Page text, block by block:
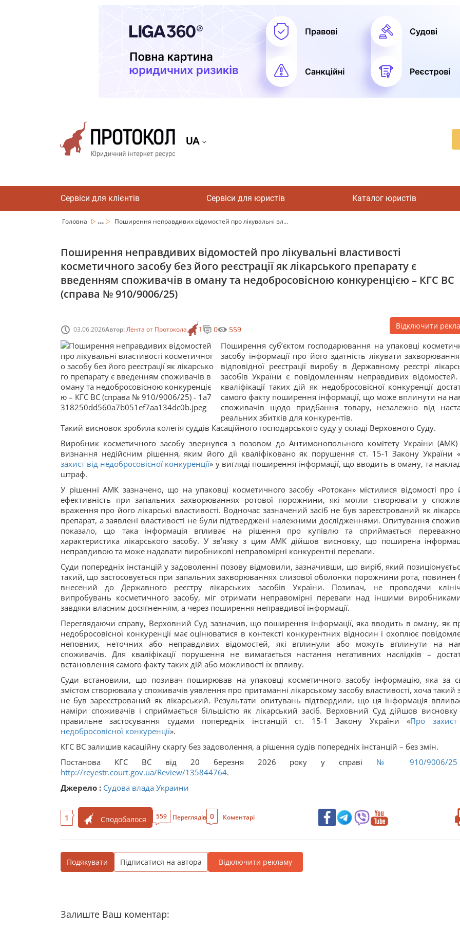
UA
Сервіси для клієнтів Сервіси для юристів Каталог юристів
Головна ... Поширення неправдивих відомостей про лікувальні вл...
Поширення неправдивих відомостей про лікувальні властивості
косметичного засобу без його реєстрації як лікарського препарату є
введенням споживачів в оману та недобросовісною конкуренцією – КГС ВС
(справа № 910/9006/25)
03.06.2026Автор:Лента от Протокола 1 0 559 Відключити
Поширення суб’єктом господарювання на упаковці
засобу інформації про його здатність лікувати
відповідної реєстрації виробу в Державному реєстрі
засобів України є повідомленням неправдивих
кваліфікації таких дій як недобросовісної конкуренції
самого факту поширення інформації, що може вплинути на
споживачів щодо придбання товару, незалежно від
реальних збитків для конкурентів.
Такий висновок зробила колегія суддів Касаційного господарського суду у складі Верховного Суду.
Виробник косметичного засобу звернувся з позовом до Антимонопольного комітету України
визнання недійсним рішення, яким його дії кваліфіковано як порушення ст. 15-1 Закону України «
захист від недобросовісної конкуренції» у вигляді поширення інформації, що вводить в оману, та
штраф.
У рішенні АМК зазначено, що на упаковці косметичного засобу «Ротокан» містилися відомості про
ефективність при запальних захворюваннях ротової порожнини, які могли створювати у
враження про його лікарські властивості. Водночас зазначений засіб не був зареєстрований як
препарат, а заявлені властивості не були підтверджені належними дослідженнями. Опитування
показало, що така інформація впливає на рішення про купівлю та сприймається
характеристика лікарського засобу. У зв’язку з цим АМК дійшов висновку, що поширена
неправдивою та може надавати виробникові неправомірні конкурентні переваги.
Суди попередніх інстанцій у задоволенні позову відмовили, зазначивши, що виріб, який
такий, що застосовується при запальних захворюваннях слизової оболонки порожнини рота, повинен
внесений до Державного реєстру лікарських засобів України. Позивач, не проводячи
випробувань косметичного засобу, міг отримати неправомірні переваги над іншими
завдяки власним досягненням, а через поширення неправдивої інформації.
Переглядаючи справу, Верховний Суд зазначив, що поширення інформації, яка вводить в оману, як
недобросовісної конкуренції має оцінюватися в контексті конкурентних відносин і охоплює
неповних, неточних або неправдивих відомостей, які вплинули або можуть вплинути на
споживачів. Для кваліфікації порушення не вимагається настання негативних наслідків –
встановлення самого факту таких дій або можливості їх впливу.
Суди встановили, що позивач поширював на упаковці косметичного засобу інформацію, яка за
змістом створювала у споживачів уявлення про притаманні лікарському засобу властивості, хоча такий
не був зареєстрований як лікарський. Результати опитувань підтвердили, що ця інформація
наміри споживачів і сприймається більшістю як лікарський засіб. Верховний Суд дійшов
правильне застосування судами попередніх інстанцій ст. 15-1 Закону України «Про захист
недобросовісної конкуренції».
КГС ВС залишив касаційну скаргу без задоволення, а рішення судів попередніх інстанцій – без змін.
Постанова КГС ВС від 20 березня 2026 року у справі № 910/9006/25
http://reyestr.court.gov.ua/Review/135844764.
Джерело : Судова влада Украини
1 Сподобалося 559 Переглядів 0 Коментарі
Подякувати Підписатися на автора Відключити рекламу
Залиште Ваш коментар: